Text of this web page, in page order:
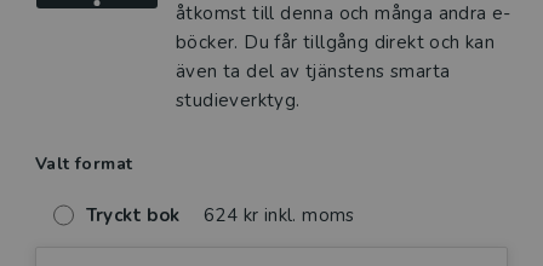
åtkomst till denna och många andra e-
böcker. Du får tillgång direkt och kan
även ta del av tjänstens smarta
studieverktyg.
Valt format
Tryckt bok 624 kr inkl. moms